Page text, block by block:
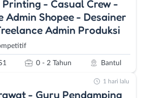
- Casual Crew -
Admin Shopee - Desainer
Admin Produksi
0 - 2 Tahun Bantul
- Guru Pendamping
1 hari lalu